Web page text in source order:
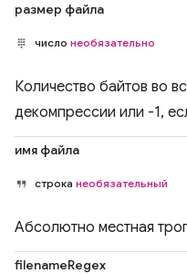
размер файла
число необязательно
Количество байтов во
декомпрессии или -1,
имя файла
строка необязательный
Абсолютно местная
filenameRegex